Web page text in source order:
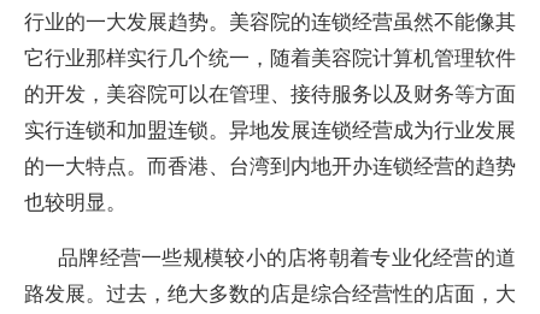
行业的一大发展趋势。美容院的连锁经营虽然不能像其
它行业那样实行几个统一，随着美容院计算机管理软件
的开发，美容院可以在管理、接待服务以及财务等方面
实行连锁和加盟连锁。异地发展连锁经营成为行业发展
的一大特点。而香港、台湾到内地开办连锁经营的趋势
也较明显。
品牌经营一些规模较小的店将朝着专业化经营的道
路发展。过去，绝大多数的店是综合经营性的店面，大